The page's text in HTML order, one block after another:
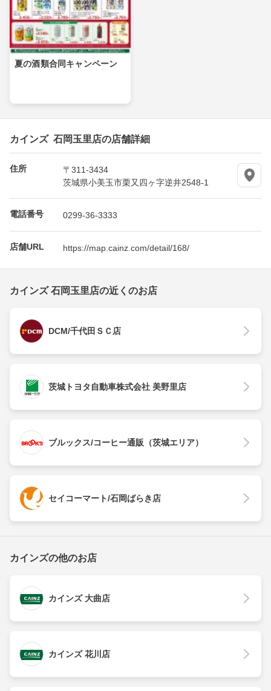
夏の酒類合同キャンペーン
カインズ 石岡玉里店の店舗詳細
住所
〒311-3434
茨城県小美玉市栗又四ヶ字逆井2548-1
電話番号 0299-36-3333
店舗URL https://map.cainz.com/detail/168/
カインズ 石岡玉里店の近くのお店
DCM/千代田ＳＣ店
茨城トヨタ自動車株式会社 美野里店
ブルックス/コーヒー通販（茨城エリア）
セイコーマート/石岡ばらき店
カインズの他のお店
カインズ 大曲店
カインズ 花川店